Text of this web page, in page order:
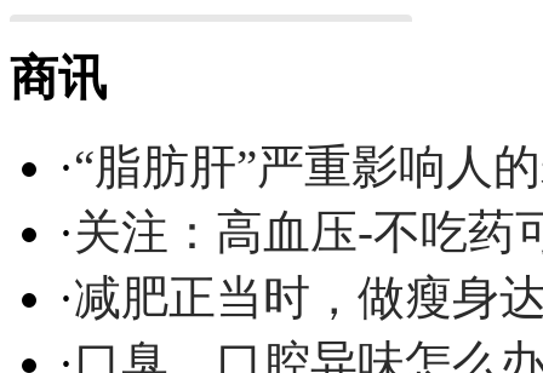
商讯
·“脂肪肝”严重影响人
·关注：高血压-不吃药
·减肥正当时，做瘦身
·口臭、口腔异味怎么